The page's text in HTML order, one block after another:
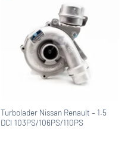
Turbolader Nissan Renault – 1.5
DCI 103PS/106PS/110PS